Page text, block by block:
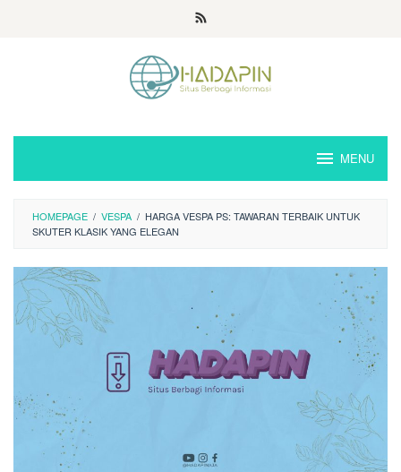
MENU
HOMEPAGE / VESPA / HARGA VESPA PS: TAWARAN TERBAIK UNTUK
SKUTER KLASIK YANG ELEGAN